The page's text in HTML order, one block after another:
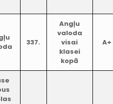
337.
Angļu
valoda
visai
klasei
kopā
A+